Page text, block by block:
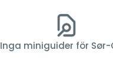
Inga miniguider för Sør-